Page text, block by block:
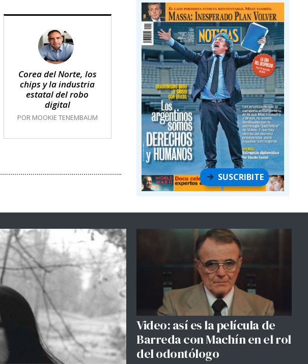
Corea del Norte, los
chips y la industria
estatal del robo
digital
POR MOOKIE TENEMBAUM
SUSCRIBITE
Video: así es la película de
Barreda con Machín en el rol
del odontólogo